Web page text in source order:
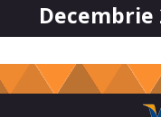
Decembrie